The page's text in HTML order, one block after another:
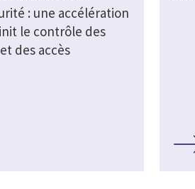
: une accélération
le contrôle des
des accès